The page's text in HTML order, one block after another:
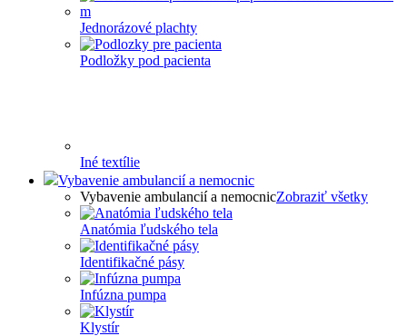
Jednorázové plachty
Podložky pod pacienta
Iné textílie
Vybavenie ambulancií a nemocnic
Vybavenie ambulancií a nemocnicZobraziť všetky
Anatómia ľudského tela
Identifikačné pásy
Infúzna pumpa
Klystír